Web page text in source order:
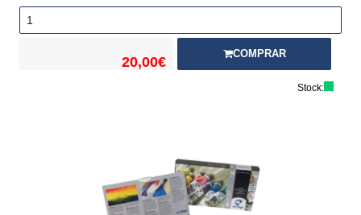
20,00€
COMPRAR
Stock: